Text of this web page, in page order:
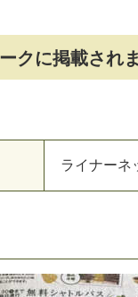
クに掲載され
ライナーネ